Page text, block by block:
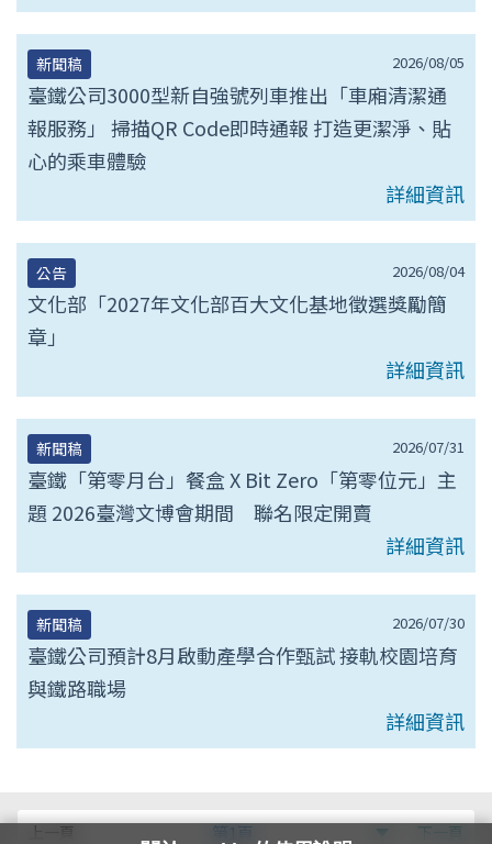
2026/08/05
新聞稿
臺鐵公司3000型新自強號列車推出「車廂清潔通
報服務」 掃描QR Code即時通報 打造更潔淨、貼
心的乘車體驗
詳細資訊
2026/08/04
公告
文化部「2027年文化部百大文化基地徵選獎勵簡
章」
詳細資訊
2026/07/31
新聞稿
臺鐵「第零月台」餐盒 X Bit Zero「第零位元」主
題 2026臺灣文博會期間 聯名限定開賣
詳細資訊
2026/07/30
新聞稿
臺鐵公司預計8月啟動產學合作甄試 接軌校園培育
與鐵路職場
詳細資訊
上一頁 第
第1頁
下一頁